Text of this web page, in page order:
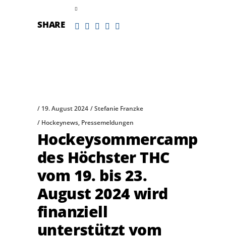
SHARE
19. August 2024
Stefanie Franzke
Hockeynews, Pressemeldungen
Hockeysommercamp
des Höchster THC
vom 19. bis 23.
August 2024 wird
finanziell
unterstützt vom